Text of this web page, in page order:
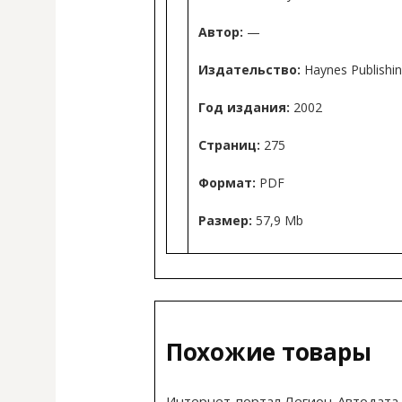
Автор: —
Издательство: Haynes
Год издания: 2002
Страниц: 275
Формат: PDF
Размер: 57,9 Mb
Похожие товары